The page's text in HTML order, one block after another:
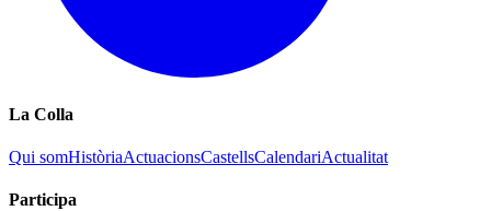
La Colla
Qui somHistòriaActuacionsCastellsCalendariActualitat
Participa